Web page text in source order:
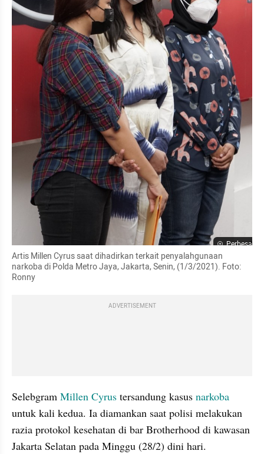
Perbesar
Artis Millen Cyrus saat dihadirkan terkait penyalahgunaan
narkoba di Polda Metro Jaya, Jakarta, Senin, (1/3/2021). Foto:
Ronny
ADVERTISEMENT
Selebgram Millen Cyrus tersandung kasus narkoba
untuk kali kedua. Ia diamankan saat polisi melakukan
razia protokol kesehatan di bar Brotherhood di kawasan
Jakarta Selatan pada Minggu (28/2) dini hari.